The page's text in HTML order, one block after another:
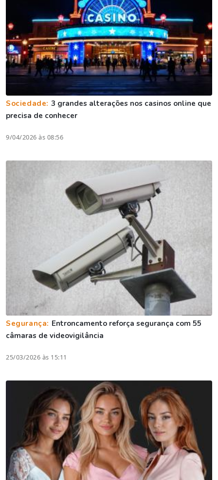
Sociedade: 3 grandes alterações nos casinos online que
precisa de conhecer
9/04/2026 às 08:56
Segurança: Entroncamento reforça segurança com 55
câmaras de videovigilância
25/03/2026 às 15:11